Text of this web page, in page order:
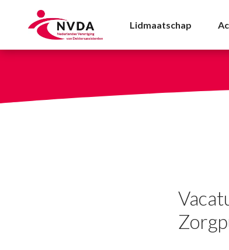
Vacature Lidmaatschap